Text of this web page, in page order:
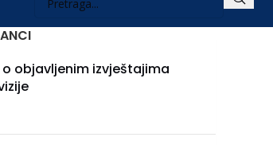
objavljenim izvještajima